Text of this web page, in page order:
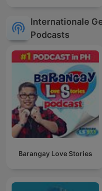
Internationale
Podcasts
Barangay Love Stories